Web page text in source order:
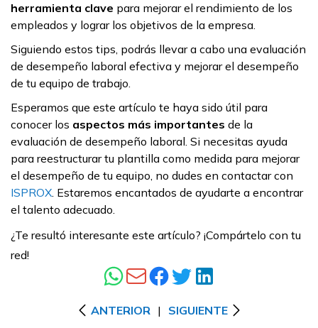
herramienta clave para mejorar el rendimiento de los
empleados y lograr los objetivos de la empresa.
Siguiendo estos tips, podrás llevar a cabo una evaluación
de desempeño laboral efectiva y mejorar el desempeño
de tu equipo de trabajo.
Esperamos que este artículo te haya sido útil para
conocer los aspectos más importantes de la
evaluación de desempeño laboral. Si necesitas ayuda
para reestructurar tu plantilla como medida para mejorar
el desempeño de tu equipo, no dudes en contactar con
ISPROX. Estaremos encantados de ayudarte a encontrar
el talento adecuado.
¿Te resultó interesante este artículo? ¡Compártelo con tu
red!
ANTERIOR | SIGUIENTE